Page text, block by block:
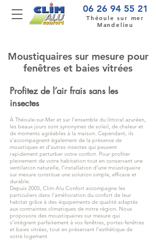
06 26 94 55 21
Théoule sur mer
Mandelieu
Moustiquaires sur mesure pour
fenêtres et baies vitrées
Profitez de l’air frais sans les
insectes
À Théoule-sur-Mer et sur l’ensemble du littoral azuréen,
les beaux jours sont synonymes de soleil, de chaleur et
de moments agréables à la maison. Cependant, ils
s’accompagnent également de la présence de
moustiques et d’autres insectes qui peuvent
rapidement perturber votre confort. Pour profiter
pleinement de votre habitation tout en conservant une
ventilation naturelle, l’installation d’une moustiquaire
sur mesure constitue une solution simple, efficace et
durable.
Depuis 2005, Clim Alu Confort accompagne les
particuliers dans l’amélioration du confort de leur
habitat grâce à des équipements de qualité adaptés
aux contraintes climatiques de notre région. Nous
proposons des moustiquaires sur mesure qui
s’intègrent parfaitement à vos fenêtres, portes-fenêtres
et baies vitrées, tout en préservant l’esthétique de
votre logement.